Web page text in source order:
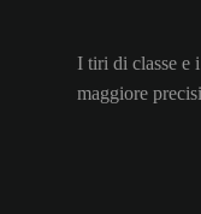
I tiri di classe e
maggiore